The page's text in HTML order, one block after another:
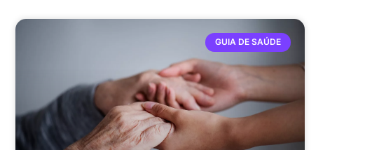
GUIA DE SAÚDE